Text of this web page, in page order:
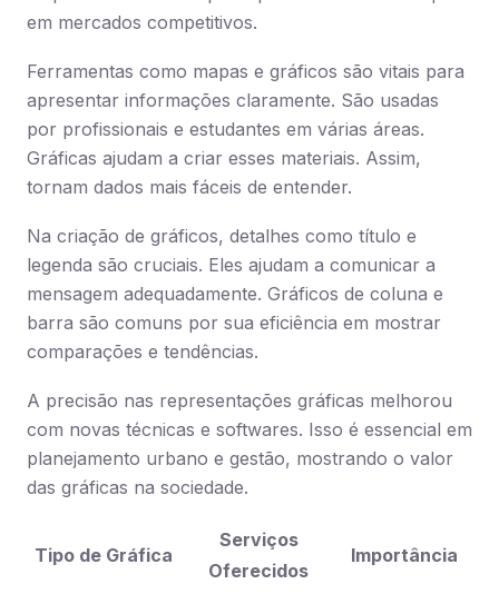
em mercados competitivos.
Ferramentas como mapas e gráficos são vitais para
apresentar informações claramente. São usadas
por profissionais e estudantes em várias áreas.
Gráficas ajudam a criar esses materiais. Assim,
tornam dados mais fáceis de entender.
Na criação de gráficos, detalhes como título e
legenda são cruciais. Eles ajudam a comunicar a
mensagem adequadamente. Gráficos de coluna e
barra são comuns por sua eficiência em mostrar
comparações e tendências.
A precisão nas representações gráficas melhorou
com novas técnicas e softwares. Isso é essencial em
planejamento urbano e gestão, mostrando o valor
das gráficas na sociedade.
Tipo de Gráfica
Serviços
Oferecidos
Importância